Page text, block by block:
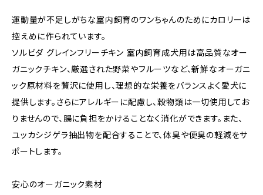
運動量が不足しがちな室内飼育のワンちゃんのためにカロリーは
控えめに作られています。
ソルビダ グレインフリーチキン 室内飼育成犬用は高品質なオー
ガニックチキン、厳選された野菜やフルーツなど、新鮮なオーガニ
ック原材料を贅沢に使用し、理想的な栄養をバランスよく愛犬に
提供します。さらにアレルギーに配慮し、穀物類は一切使用してお
りませんので、腸に負担をかけることなく消化ができます。また、
ユッカシジゲラ抽出物を配合することで、体臭や便臭の軽減をサ
ポートします。
安心のオーガニック素材